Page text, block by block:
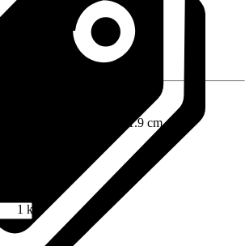
49.6 cm x 70.0 cm x 1.9 cm
1 ks